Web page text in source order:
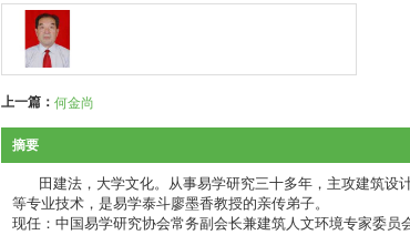
上一篇： 何金尚
摘要
等专业技术，是易学泰斗廖墨香教授的亲传弟子。
现任：中国易学研究协会常务副会长兼建筑人文环境专家委